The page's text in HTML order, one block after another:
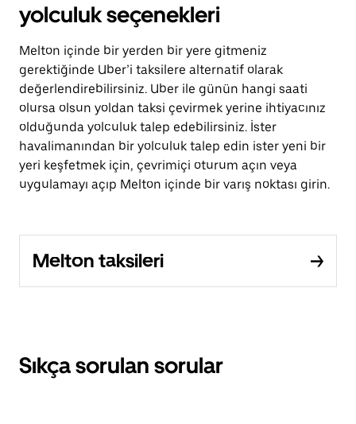
yolculuk seçenekleri
Melton içinde bir yerden bir yere gitmeniz
gerektiğinde Uber’i taksilere alternatif olarak
değerlendirebilirsiniz. Uber ile günün hangi saati
olursa olsun yoldan taksi çevirmek yerine ihtiyacınız
olduğunda yolculuk talep edebilirsiniz. İster
havalimanından bir yolculuk talep edin ister yeni bir
yeri keşfetmek için, çevrimiçi oturum açın veya
uygulamayı açıp Melton içinde bir varış noktası girin.
Melton taksileri
Sıkça sorulan sorular